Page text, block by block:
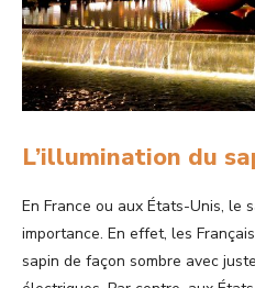
L’illumination du
En France ou aux États-Unis, le
importance. En effet, les
sapin de façon sombre avec